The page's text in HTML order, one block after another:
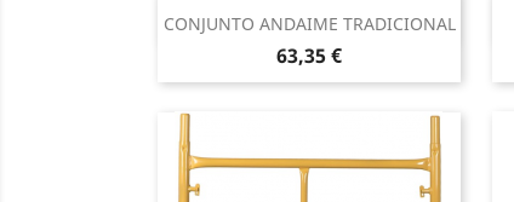
CONJUNTO ANDAIME TRADICIONAL
Preço
63,35 €
Vista rápida